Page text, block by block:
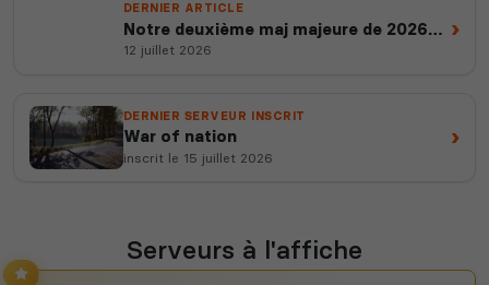
DERNIER ARTICLE
Notre deuxième maj majeure de 2026
est en ligne
12 juillet 2026
›
DERNIER SERVEUR INSCRIT
War of nation
inscrit le 15 juillet 2026
›
Serveurs à l'affiche